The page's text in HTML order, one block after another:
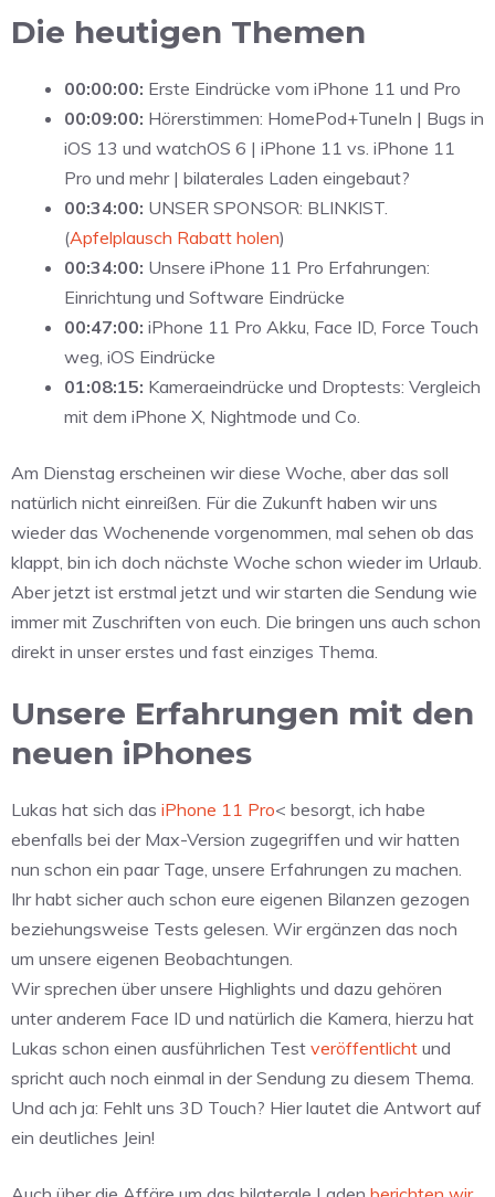
Die heutigen Themen
00:00:00: Erste Eindrücke vom iPhone 11 und Pro
00:09:00: Hörerstimmen: HomePod+TuneIn | Bugs in
iOS 13 und watchOS 6 | iPhone 11 vs. iPhone 11
Pro und mehr | bilaterales Laden eingebaut?
00:34:00: UNSER SPONSOR: BLINKIST.
(Apfelplausch Rabatt holen)
00:34:00: Unsere iPhone 11 Pro Erfahrungen:
Einrichtung und Software Eindrücke
00:47:00: iPhone 11 Pro Akku, Face ID, Force Touch
weg, iOS Eindrücke
01:08:15: Kameraeindrücke und Droptests: Vergleich
mit dem iPhone X, Nightmode und Co.
Am Dienstag erscheinen wir diese Woche, aber das soll
natürlich nicht einreißen. Für die Zukunft haben wir uns
wieder das Wochenende vorgenommen, mal sehen ob das
klappt, bin ich doch nächste Woche schon wieder im Urlaub.
Aber jetzt ist erstmal jetzt und wir starten die Sendung wie
immer mit Zuschriften von euch. Die bringen uns auch schon
direkt in unser erstes und fast einziges Thema.
Unsere Erfahrungen mit den
neuen iPhones
Lukas hat sich das iPhone 11 Pro< besorgt, ich habe
ebenfalls bei der Max-Version zugegriffen und wir hatten
nun schon ein paar Tage, unsere Erfahrungen zu machen.
Ihr habt sicher auch schon eure eigenen Bilanzen gezogen
beziehungsweise Tests gelesen. Wir ergänzen das noch
um unsere eigenen Beobachtungen.
Wir sprechen über unsere Highlights und dazu gehören
unter anderem Face ID und natürlich die Kamera, hierzu hat
Lukas schon einen ausführlichen Test veröffentlicht und
spricht auch noch einmal in der Sendung zu diesem Thema.
Und ach ja: Fehlt uns 3D Touch? Hier lautet die Antwort auf
ein deutliches Jein!